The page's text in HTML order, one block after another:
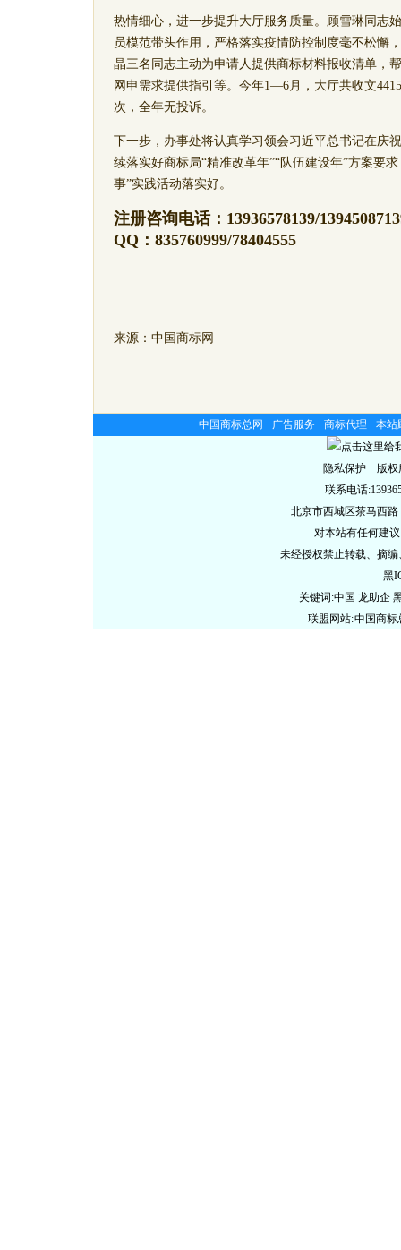
热情细心，进一步提升大厅服务质量。 顾雪琳 同志
员模范带头作用，严格落实疫情防控制度毫不松懈
晶三名同志主动为申请人提供商标材料报收清单，
网申需求提供指引等。今年1—6月，大厅共收文
次，全年无投诉。
下一步，办事处将认真学习领会习近平总书记在庆
续落实好商标局“精准改革年”“队伍建设年”方案要
事”实践活动落实好。
注册咨询电话：13936578139/
QQ：835760999/78404555
来源：中国商标网
中国商标总网 · 广告服务 · 商标代理 · 本站
隐私保护 版权
联系电话
北京市西城区茶马西
对本站有任何建
未经授权禁止转载、摘
黑
关键词:中国 龙助企
联盟网站:中国商标